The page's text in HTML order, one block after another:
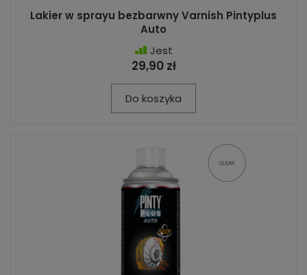
Lakier w sprayu bezbarwny Varnish Pintyplus
Auto
Jest
29,90 zł
Do koszyka